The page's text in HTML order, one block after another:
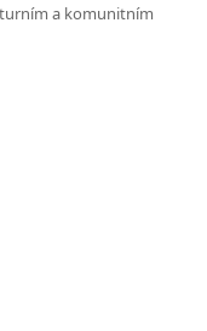
a komunitním